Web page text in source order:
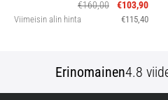
€160,00
€103,90
Viimeisin alin hinta €115,40
Erinomainen4.8